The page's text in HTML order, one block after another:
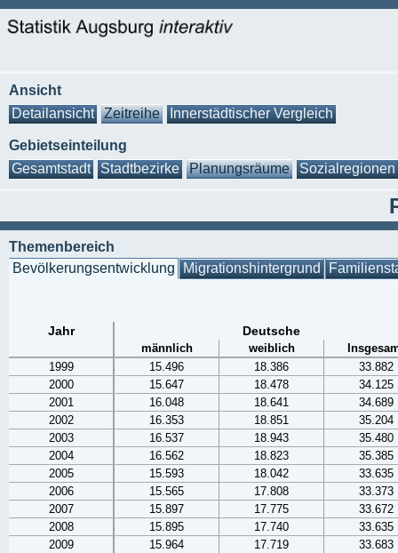
Ansicht
Detailansicht
Zeitreihe Innerstädtischer Vergleich
Gebietseinteilung
Gesamtstadt
Stadtbezirke Planungsräume Sozialregionen
Themenbereich
Bevölkerungsentwicklung Migrationshintergrund
Jahr Deutsche
männlich weiblich
1999
15.496 18.386
33.882
2000
15.647 18.478
34.125
2001
16.048 18.641
34.689
2002
16.353 18.851
35.204
2003
16.537 18.943
35.480
2004
16.562 18.823
35.385
2005
15.593 18.042
33.635
2006
15.565 17.808
33.373
2007
15.897 17.775
33.672
2008
15.895 17.740
33.635
2009
15.964 17.719
33.683